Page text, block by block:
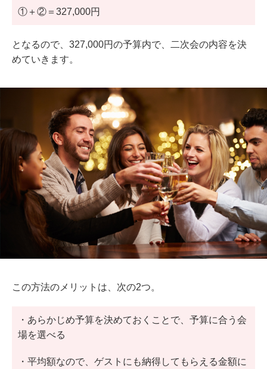
①＋②＝327,000円
となるので、327,000円の予算内で、二次会の内容を決
めていきます。
この方法のメリットは、次の2つ。
・あらかじめ予算を決めておくことで、予算に合う会
場を選べる
・平均額なので、ゲストにも納得してもらえる金額に